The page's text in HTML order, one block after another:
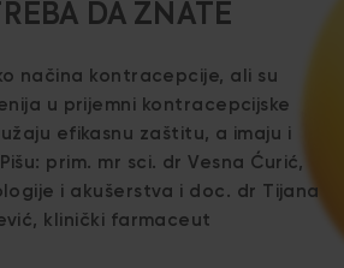
DA ZNATE
načina kontracepcije, ali su
u prijemni kontracepcijske
efikasnu zaštitu, a imaju i
prim. mr sci. dr Vesna Ćurić,
i akušerstva i doc. dr Tijana
klinički farmaceut